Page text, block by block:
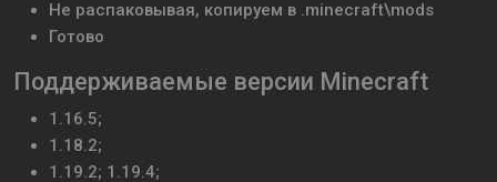
Не распаковывая, копируем в .minecraft\mods
Готово
Поддерживаемые версии Minecraft
1.16.5;
1.18.2;
1.19.2; 1.19.4;